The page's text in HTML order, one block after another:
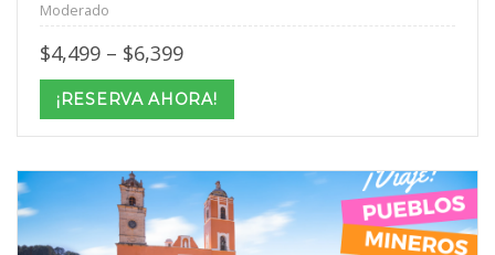
Moderado
$4,499 – $6,399Price
$4,499
through
$6,399
¡RESERVA AHORA!